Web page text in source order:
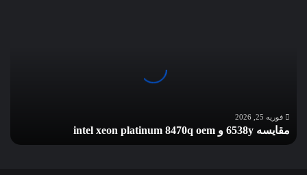
فوریه 25, 2026
مقایسه 6538y و intel xeon platinum 8470q oem